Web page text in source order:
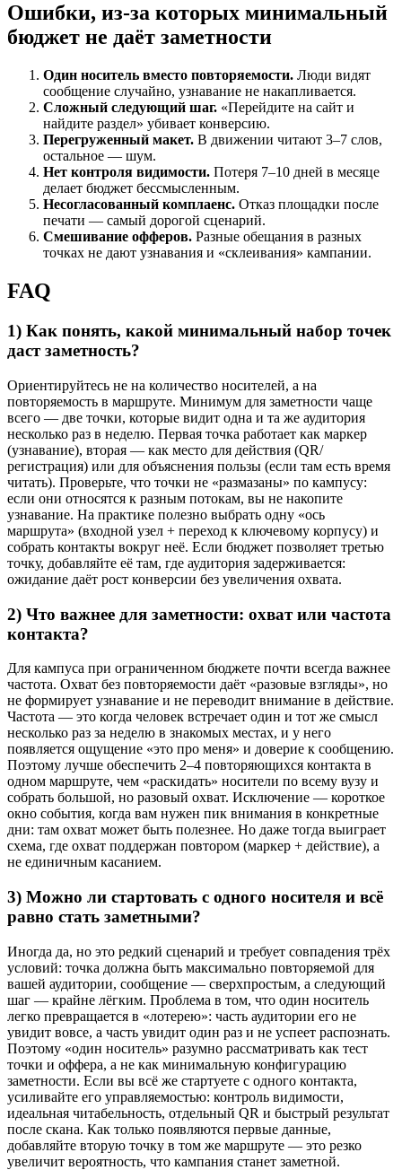
Ошибки, из-за которых минимальный
бюджет не даёт заметности
Один носитель вместо повторяемости. Люди видят
сообщение случайно, узнавание не накапливается.
Сложный следующий шаг. «Перейдите на сайт и
найдите раздел» убивает конверсию.
Перегруженный макет. В движении читают 3–7 слов,
остальное — шум.
Нет контроля видимости. Потеря 7–10 дней в месяце
делает бюджет бессмысленным.
Несогласованный комплаенс. Отказ площадки после
печати — самый дорогой сценарий.
Смешивание офферов. Разные обещания в разных
точках не дают узнавания и «склеивания» кампании.
FAQ
1) Как понять, какой минимальный набор точек
даст заметность?
Ориентируйтесь не на количество носителей, а на
повторяемость в маршруте. Минимум для заметности чаще
всего — две точки, которые видит одна и та же аудитория
несколько раз в неделю. Первая точка работает как маркер
(узнавание), вторая — как место для действия (QR/
регистрация) или для объяснения пользы (если там есть время
читать). Проверьте, что точки не «размазаны» по кампусу:
если они относятся к разным потокам, вы не накопите
узнавание. На практике полезно выбрать одну «ось
маршрута» (входной узел + переход к ключевому корпусу) и
собрать контакты вокруг неё. Если бюджет позволяет третью
точку, добавляйте её там, где аудитория задерживается:
ожидание даёт рост конверсии без увеличения охвата.
2) Что важнее для заметности: охват или частота
контакта?
Для кампуса при ограниченном бюджете почти всегда важнее
частота. Охват без повторяемости даёт «разовые взгляды», но
не формирует узнавание и не переводит внимание в действие.
Частота — это когда человек встречает один и тот же смысл
несколько раз за неделю в знакомых местах, и у него
появляется ощущение «это про меня» и доверие к сообщению.
Поэтому лучше обеспечить 2–4 повторяющихся контакта в
одном маршруте, чем «раскидать» носители по всему вузу и
собрать большой, но разовый охват. Исключение — короткое
окно события, когда вам нужен пик внимания в конкретные
дни: там охват может быть полезнее. Но даже тогда выиграет
схема, где охват поддержан повтором (маркер + действие), а
не единичным касанием.
3) Можно ли стартовать с одного носителя и всё
равно стать заметными?
Иногда да, но это редкий сценарий и требует совпадения трёх
условий: точка должна быть максимально повторяемой для
вашей аудитории, сообщение — сверхпростым, а следующий
шаг — крайне лёгким. Проблема в том, что один носитель
легко превращается в «лотерею»: часть аудитории его не
увидит вовсе, а часть увидит один раз и не успеет распознать.
Поэтому «один носитель» разумно рассматривать как тест
точки и оффера, а не как минимальную конфигурацию
заметности. Если вы всё же стартуете с одного контакта,
усиливайте его управляемостью: контроль видимости,
идеальная читабельность, отдельный QR и быстрый результат
после скана. Как только появляются первые данные,
добавляйте вторую точку в том же маршруте — это резко
увеличит вероятность, что кампания станет заметной.